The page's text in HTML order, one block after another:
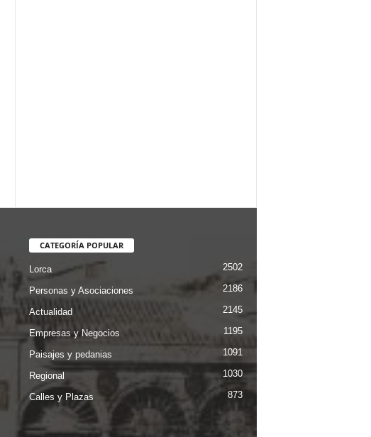
CATEGORÍA POPULAR
Lorca 2502
Personas y Asociaciones 2186
Actualidad 2145
Empresas y Negocios 1195
Paisajes y pedanias 1091
Regional 1030
Calles y Plazas 873